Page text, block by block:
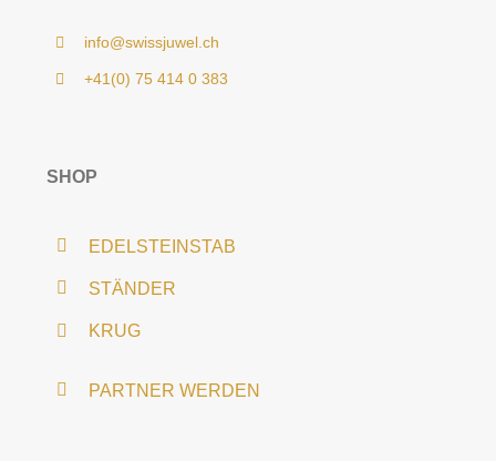
info@swissjuwel.ch
+41(0) 75 414 0 383
SHOP
EDELSTEINSTAB
STÄNDER
KRUG
PARTNER WERDEN